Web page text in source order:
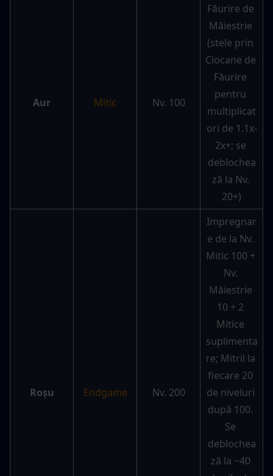
Aur Mitic Nv. 100
Făurire de
Măiestrie
(stele prin
Ciocane de
Făurire
pentru
multiplicat
ori de 1.1x-
2x+; se
deblochea
ză la Nv.
20+)
Roșu Endgame Nv. 200
Impregnar
e de la Nv.
Mitic 100 +
Nv.
Măiestrie
10 + 2
Mitice
suplimenta
re; Mitril la
fiecare 20
de niveluri
după 100.
Se
deblochea
ză la ~40